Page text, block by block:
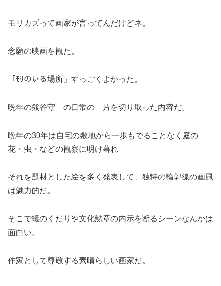
モリカズって画家が言ってんだけどネ。
念願の映画を観た。
「ﾓﾘのいる場所」すっごくよかった。
晩年の熊谷守一の日常の一片を切り取った内容だ。
晩年の30年は自宅の敷地から一歩もでることなく庭の
花・虫・などの観察に明け暮れ
それを題材とした絵を多く発表して、独特の輪郭線の画風
は魅力的だ。
そこで蟻のくだりや文化勲章の内示を断るシーンなんかは
面白い。
作家として尊敬する素晴らしい画家だ。